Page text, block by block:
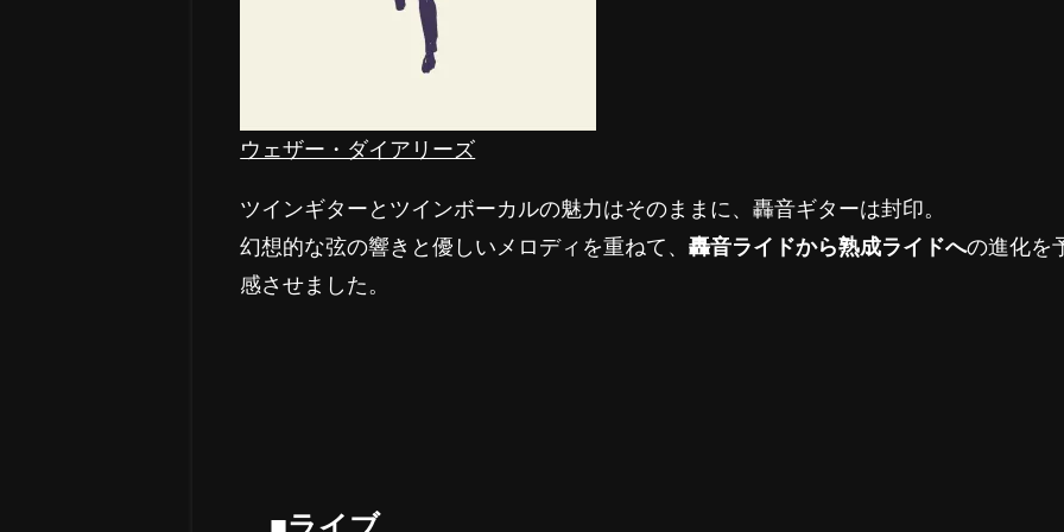
ウェザー・ダイアリーズ
ツインギターとツインボーカルの魅力はそのままに、轟音ギターは封印。
幻想的な弦の響きと優しいメロディを重ねて、轟音ライドから熟成ライドへの進化を
感させました。